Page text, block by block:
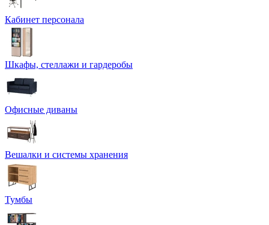
Кабинет персонала
Шкафы, стеллажи и гардеробы
Офисные диваны
Вешалки и системы хранения
Тумбы